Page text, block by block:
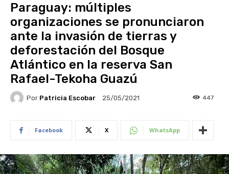
Paraguay: múltiples
organizaciones se pronunciaron
ante la invasión de tierras y
deforestación del Bosque
Atlántico en la reserva San
Rafael-Tekoha Guazú
Por Patricia Escobar 25/05/2021 447
Facebook X WhatsApp